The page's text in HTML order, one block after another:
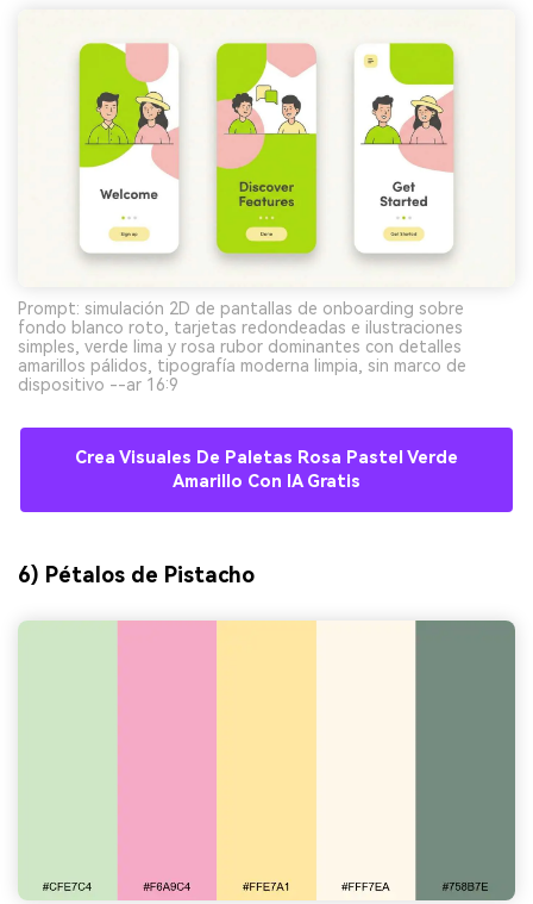
Prompt: simulación 2D de pantallas de onboarding sobre
fondo blanco roto, tarjetas redondeadas e ilustraciones
simples, verde lima y rosa rubor dominantes con detalles
amarillos pálidos, tipografía moderna limpia, sin marco de
dispositivo --ar 16:9
Crea Visuales De Paletas Rosa Pastel Verde
Amarillo Con IA Gratis
6) Pétalos de Pistacho